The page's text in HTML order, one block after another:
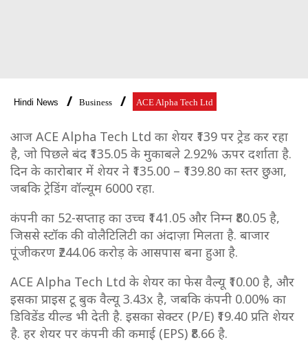
Hindi News Business ACE Alpha Tech Ltd
आज ACE Alpha Tech Ltd का शेयर ₹139 पर ट्रेड कर रहा
है, जो पिछले बंद ₹135.05 के मुकाबले 2.92% ऊपर दर्शाता है.
दिन के कारोबार में शेयर ने ₹135.00 – ₹139.80 का स्तर छुआ,
जबकि ट्रेडिंग वॉल्यूम 6000 रहा.
कंपनी का 52-सप्ताह का उच्च ₹141.05 और निम्न ₹80.05 है,
जिससे स्टॉक की वोलैटिलिटी का अंदाज़ा मिलता है. बाजार
पूंजीकरण ₹244.06 करोड़ के आसपास बना हुआ है.
ACE Alpha Tech Ltd के शेयर का फेस वैल्यू ₹10.00 है, और
इसका प्राइस टू बुक वैल्यू 3.43x है, जबकि कंपनी 0.00% का
डिविडेंड यील्ड भी देती है. इसका सेक्टर (P/E) ₹19.40 प्रति शेयर
है. हर शेयर पर कंपनी की कमाई (EPS) ₹8.66 है.